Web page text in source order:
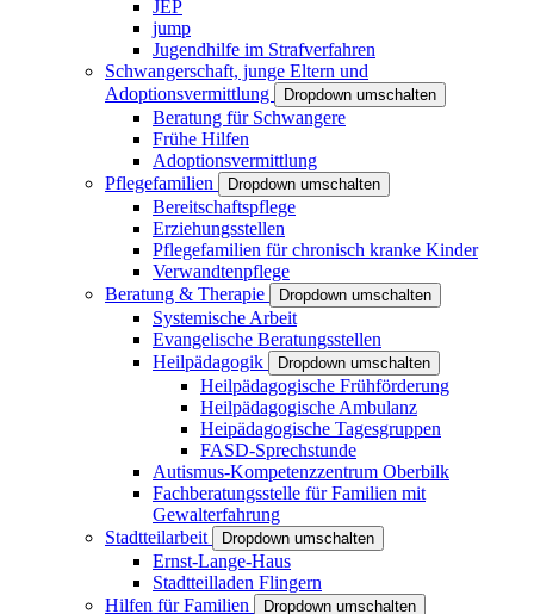
JEP
jump
Jugendhilfe im Strafverfahren
Schwangerschaft, junge Eltern und
Adoptionsvermittlung
Dropdown umschalten
Beratung für Schwangere
Frühe Hilfen
Adoptionsvermittlung
Pflegefamilien
Dropdown umschalten
Bereitschaftspflege
Erziehungsstellen
Pflegefamilien für chronisch kranke Kinder
Verwandtenpflege
Beratung & Therapie
Dropdown umschalten
Systemische Arbeit
Evangelische Beratungsstellen
Heilpädagogik
Dropdown umschalten
Heilpädagogische Frühförderung
Heilpädagogische Ambulanz
Heipädagogische Tagesgruppen
FASD-Sprechstunde
Autismus-Kompetenzzentrum Oberbilk
Fachberatungsstelle für Familien mit
Gewalterfahrung
Stadtteilarbeit
Dropdown umschalten
Ernst-Lange-Haus
Stadtteilladen Flingern
Hilfen für Familien
Dropdown umschalten